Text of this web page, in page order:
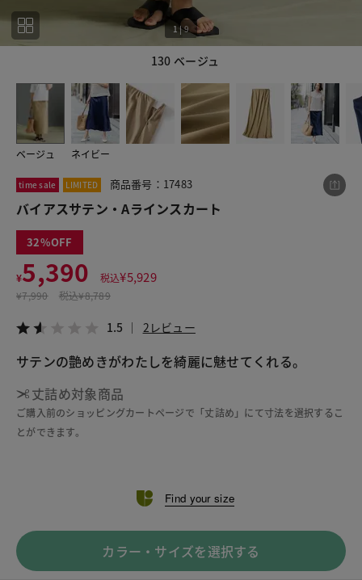
130 ベージュ
1|9
ベージュ ネイビー
9
time sale LIMITED 商品番号：17483
バイアスサテン・Aラインスカート
32
¥5,390 税込¥5,929
¥7,990 税込¥8,789
1.5 2レビュー
サテンの艶めきがわたしを綺麗に魅せてくれる。
丈詰め対象商品
ご購入前のショッピングカートページで「丈詰め」にて寸法を選択するこ
とができます。
Find your size
カラー・サイズを選択する
この商品をシェアする
¥5,390 税込¥5,929